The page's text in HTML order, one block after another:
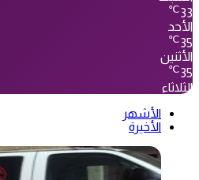
33
℃
الأحد
35
℃
الأثنين
35
℃
الثلاثاء
الأشهر
الأخيرة